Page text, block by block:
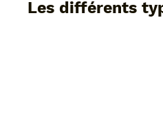
Les différents